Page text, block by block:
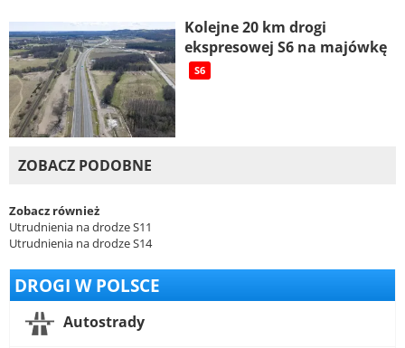
Kolejne 20 km drogi
ekspresowej S6 na majówkę
S6
ZOBACZ PODOBNE
Zobacz również
Utrudnienia na drodze S11
Utrudnienia na drodze S14
DROGI W POLSCE
Autostrady